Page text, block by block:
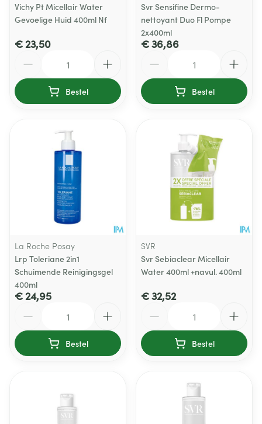
Vichy Pt Micellair Water
Gevoelige Huid 400ml Nf
€ 23,50
Bestel
Svr Sensifine Dermo-
nettoyant Duo Fl Pompe
2x400ml
€ 36,86
Bestel
La Roche Posay
Lrp Toleriane 2in1
Schuimende Reinigingsgel
400ml
€ 24,95
Bestel
SVR
Svr Sebiaclear Micellair
Water 400ml +navul. 400ml
€ 32,52
Bestel